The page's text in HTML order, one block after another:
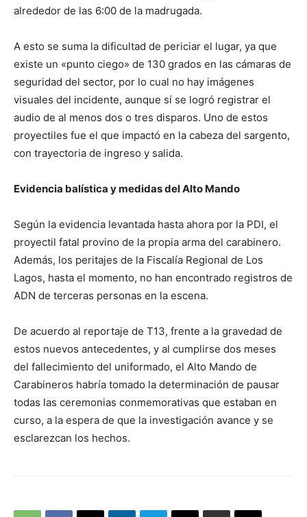
alrededor de las 6:00 de la madrugada.
A esto se suma la dificultad de periciar el lugar, ya que
existe un «punto ciego» de 130 grados en las cámaras de
seguridad del sector, por lo cual no hay imágenes
visuales del incidente, aunque sí se logró registrar el
audio de al menos dos o tres disparos. Uno de estos
proyectiles fue el que impactó en la cabeza del sargento,
con trayectoria de ingreso y salida.
Evidencia balística y medidas del Alto Mando
Según la evidencia levantada hasta ahora por la PDI, el
proyectil fatal provino de la propia arma del carabinero.
Además, los peritajes de la Fiscalía Regional de Los
Lagos, hasta el momento, no han encontrado registros de
ADN de terceras personas en la escena.
De acuerdo al reportaje de T13, frente a la gravedad de
estos nuevos antecedentes, y al cumplirse dos meses
del fallecimiento del uniformado, el Alto Mando de
Carabineros habría tomado la determinación de pausar
todas las ceremonias conmemorativas que estaban en
curso, a la espera de que la investigación avance y se
esclarezcan los hechos.